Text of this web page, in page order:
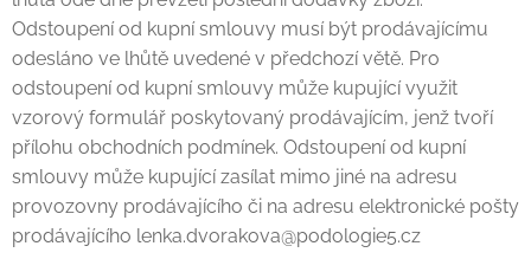
Odstoupení od kupní smlouvy musí být prodávajícímu
odesláno ve lhůtě uvedené v předchozí větě. Pro
odstoupení od kupní smlouvy může kupující využit
vzorový formulář poskytovaný prodávajícím, jenž tvoří
přílohu obchodních podmínek. Odstoupení od kupní
smlouvy může kupující zasílat mimo jiné na adresu
provozovny prodávajícího či na adresu elektronické pošty
prodávajícího lenka.dvorakova@podologie5.cz